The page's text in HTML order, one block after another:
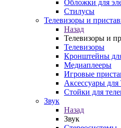
Обложки для
Стилусы
Телевизоры и
Назад
Телевизоры и
Телевизоры
Кронштейны
Медиаплееры
Игровые
Аксессуары
Стойки для
Звук
Назад
Звук